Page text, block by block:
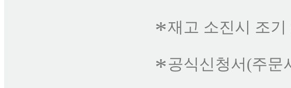
*재고 소진시 조
*공식신청서(주문